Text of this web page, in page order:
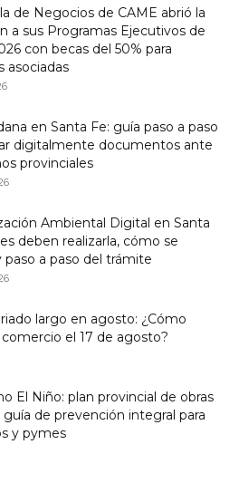
de Negocios de CAME abrió la
a sus Programas Ejecutivos de
con becas del 50% para
asociadas
en Santa Fe: guía paso a paso
digitalmente documentos ante
provinciales
Ambiental Digital en Santa
deben realizarla, cómo se
paso a paso del trámite
largo en agosto: ¿Cómo
el 17 de agosto?
El Niño: plan provincial de obras
guía de prevención integral para
y pymes